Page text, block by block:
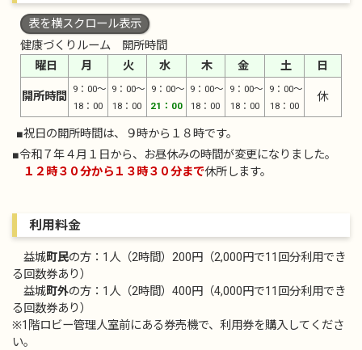
表を横スクロール表示
健康づくりルーム 開所時間
曜日
月 火 水 木 金 土 日
開所時間
9：00～
18：00
9：00～
18：00
9：00～
21：00
9：00～
18：00
9：00～
18：00
9：00～
18：00
休
■祝日の開所時間は、９時から１８時です。
■令和７年４月１日から、お昼休みの時間が変更になりました。
１２時３０分から１３時３０分まで休所します。
利用料金
益城町民の方：1人（2時間）200円（2,000円で11回分利用でき
る回数券あり）
益城町外の方：1人（2時間）400円（4,000円で11回分利用でき
る回数券あり）
※1階ロビー管理人室前にある券売機で、利用券を購入してくださ
い。